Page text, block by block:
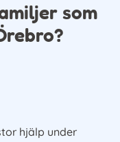
som
hjälp under